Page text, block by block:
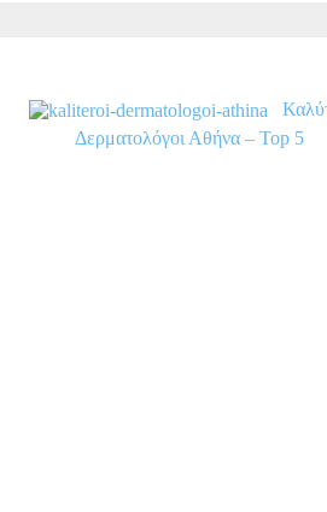
Δερματολόγοι Αθήνα – Top 5